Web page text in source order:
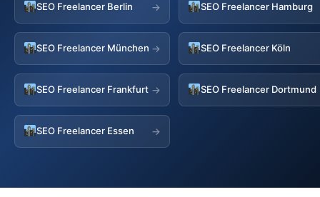
SEO Freelancer Berlin → SEO Freelancer Hamburg
SEO Freelancer München → SEO Freelancer Köln
SEO Freelancer Frankfurt → SEO Freelancer Dortmund
SEO Freelancer Essen →